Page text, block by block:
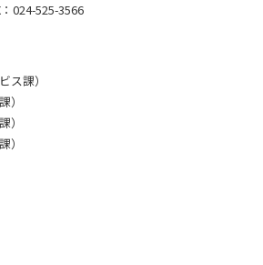
024-525-3566
ス課）
）
）
）